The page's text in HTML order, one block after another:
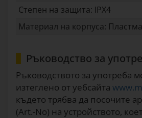
Степен на защита: IPX4
Материал на корпуса:
Ръководство за
Ръководството за употреба
изтеглено от уебсайта
където трябва да посочите
(Art.-No) на устройството,